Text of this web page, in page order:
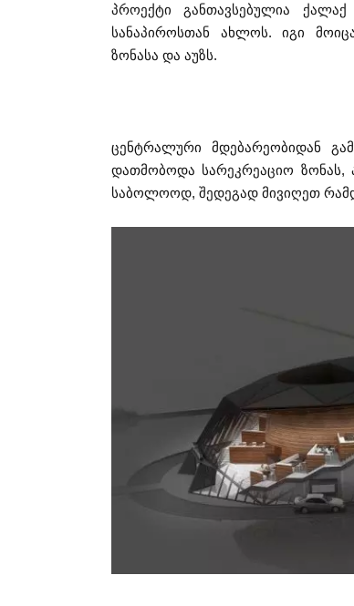
პროექტი განთავსებულია
სანაპიროსთან ახლოს. იგი
ზონასა და აუზს.
ცენტრალური მდებარეობიდან
დათმობოდა სარეკრეაციო ზონას,
საბოლოოდ, შედეგად მივიღეთ